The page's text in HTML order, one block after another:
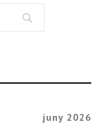
juny 2026